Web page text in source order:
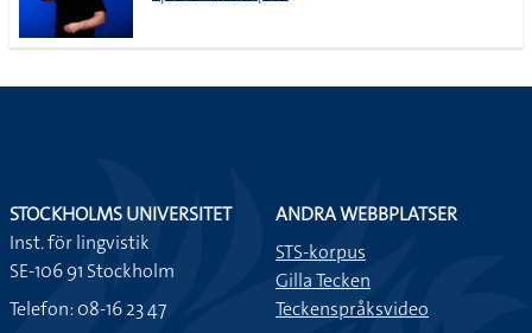
STOCKHOLMS UNIVERSITET
Inst. för lingvistik
SE-106 91 Stockholm
Telefon: 08-16 23 47
ANDRA WEBBPLATSER
STS-korpus
Gilla Tecken
Teckenspråksvideo